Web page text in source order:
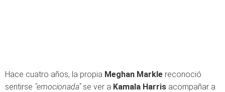
Hace cuatro años, la propia Meghan Markle reconoció
sentirse "emocionada"se ver a Kamala Harris acompañar a